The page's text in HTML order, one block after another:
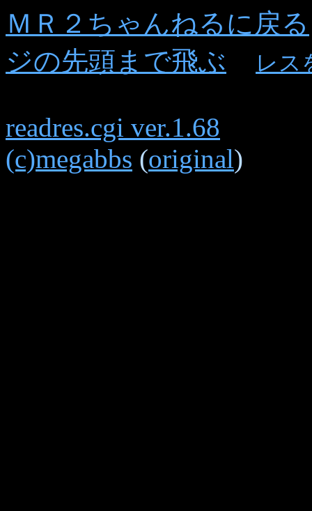
ＭＲ２ちゃんねるに戻る
ジの先頭まで飛ぶ
レス
readres.cgi ver.1.68
(c)megabbs (original)